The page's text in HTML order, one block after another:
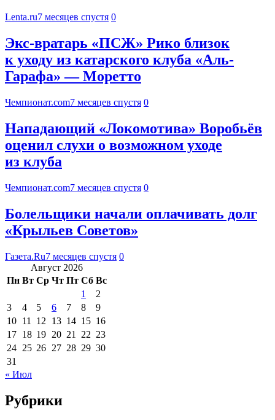
Lenta.ru7 месяцев спустя 0
Экс-вратарь «ПСЖ» Рико близок
к уходу из катарского клуба «Аль-
Гарафа» — Моретто
Чемпионат.com7 месяцев спустя 0
Нападающий «Локомотива» Воробьёв
оценил слухи о возможном уходе
из клуба
Чемпионат.com7 месяцев спустя 0
Болельщики начали оплачивать долг
«Крыльев Советов»
Газета.Ru7 месяцев спустя 0
Август 2026
Пн Вт Ср Чт Пт Сб Вс
1
2
3
4 5 6 7 8
9
10 11 12 13 14 15 16
17 18 19 20 21 22 23
24 25 26 27 28 29 30
31
« Июл
Рубрики